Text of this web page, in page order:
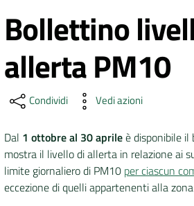
AMBIENTALI
SERVIZI
Vai al contenuto
Bollettino
allerta PM10
Condividi Vedi azioni
Dal 1 ottobre al 30 aprileè disponibile
mostra il livello di allerta in relazione ai
limite giornaliero di PM10 per ciascun
eccezione di quelli appartenenti alla